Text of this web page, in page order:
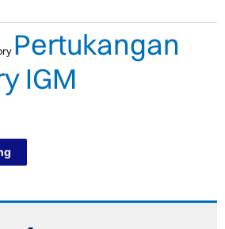
Pertukangan
IGM